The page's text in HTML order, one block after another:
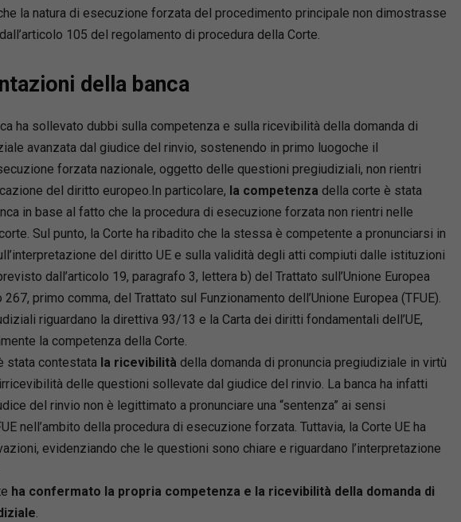
la natura di esecuzione forzata del procedimento principale non dimostrasse
105 del regolamento di procedura della Corte.
della banca
ha sollevato dubbi sulla competenza e sulla ricevibilità della domanda di
avanzata dal giudice del rinvio, sostenendo in primo luogoche il
forzata nazionale, oggetto delle questioni pregiudiziali, non rientri
del diritto europeo.In particolare, la competenza della corte è stata
in base al fatto che la procedura di esecuzione forzata non rientri nelle
Sul punto, la Corte ha ribadito che la stessa è competente a pronunciarsi in
del diritto UE e sulla validità degli atti compiuti dalle istituzioni
dall’articolo 19, paragrafo 3, lettera b) del Trattato sull’Unione Europea
267, primo comma, del Trattato sul Funzionamento dell’Unione Europea (TFUE).
riguardano la direttiva 93/13 e la Carta dei diritti fondamentali dell’UE,
la competenza della Corte.
stata contestata la ricevibilità della domanda di pronuncia pregiudiziale in virtù
delle questioni sollevate dal giudice del rinvio. La banca ha infatti
del rinvio non è legittimato a pronunciare una “sentenza” ai sensi
nell’ambito della procedura di esecuzione forzata. Tuttavia, la Corte UE ha
evidenziando che le questioni sono chiare e riguardano l’interpretazione
ha confermato la propria competenza e la ricevibilità della domanda di
.